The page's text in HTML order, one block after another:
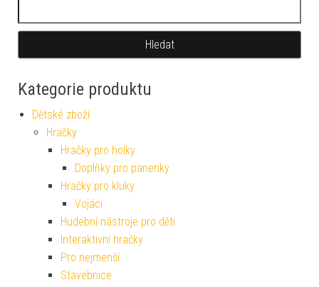
Kategorie produktu
Dětské zboží
Hračky
Hračky pro holky
Doplňky pro panenky
Hračky pro kluky
Vojáci
Hudební nástroje pro děti
Interaktivní hračky
Pro nejmenší
Stavebnice